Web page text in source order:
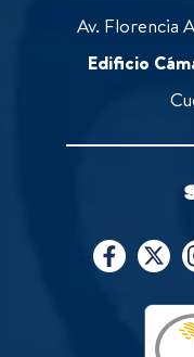
Av. Florencia
Edificio